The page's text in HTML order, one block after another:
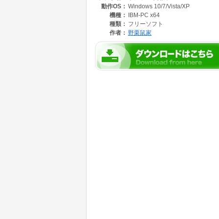
1符号受信毎に解答するまで一時停止するモー
(3)聞き流しモード
聞き流しによる受信練習と簡易的な答え合わせ
(4)模擬試験モード
アマチュア無線技士等の国家試験電気通信術
5文字暗文、不定長暗文、疑似文、テキスト読
テキスト読み込みの場合には、テキスト本文
動作OS： Windows 10/7/Vista/XP
機種：
IBM-PC x64
種類： フリーソフト
作者： 野栗鼠家